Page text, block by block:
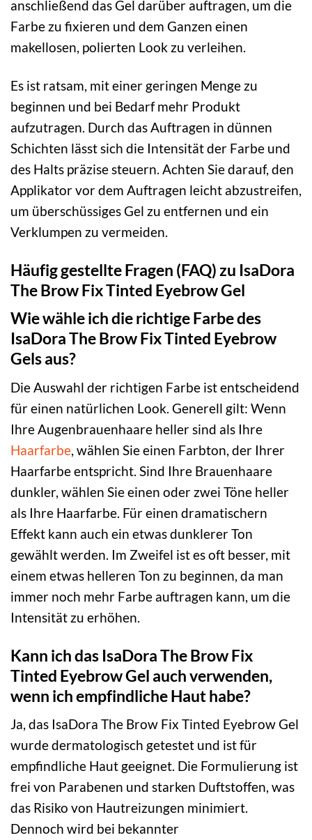
anschließend das Gel darüber auftragen, um die
Farbe zu fixieren und dem Ganzen einen
makellosen, polierten Look zu verleihen.
Es ist ratsam, mit einer geringen Menge zu
beginnen und bei Bedarf mehr Produkt
aufzutragen. Durch das Auftragen in dünnen
Schichten lässt sich die Intensität der Farbe und
des Halts präzise steuern. Achten Sie darauf, den
Applikator vor dem Auftragen leicht abzustreifen,
um überschüssiges Gel zu entfernen und ein
Verklumpen zu vermeiden.
Häufig gestellte Fragen (FAQ) zu IsaDora
The Brow Fix Tinted Eyebrow Gel
Wie wähle ich die richtige Farbe des
IsaDora The Brow Fix Tinted Eyebrow
Gels aus?
Die Auswahl der richtigen Farbe ist entscheidend
für einen natürlichen Look. Generell gilt: Wenn
Ihre Augenbrauenhaare heller sind als Ihre
Haarfarbe, wählen Sie einen Farbton, der Ihrer
Haarfarbe entspricht. Sind Ihre Brauenhaare
dunkler, wählen Sie einen oder zwei Töne heller
als Ihre Haarfarbe. Für einen dramatischern
Effekt kann auch ein etwas dunklerer Ton
gewählt werden. Im Zweifel ist es oft besser, mit
einem etwas helleren Ton zu beginnen, da man
immer noch mehr Farbe auftragen kann, um die
Intensität zu erhöhen.
Kann ich das IsaDora The Brow Fix
Tinted Eyebrow Gel auch verwenden,
wenn ich empfindliche Haut habe?
Ja, das IsaDora The Brow Fix Tinted Eyebrow Gel
wurde dermatologisch getestet und ist für
empfindliche Haut geeignet. Die Formulierung ist
frei von Parabenen und starken Duftstoffen, was
das Risiko von Hautreizungen minimiert.
Dennoch wird bei bekannter